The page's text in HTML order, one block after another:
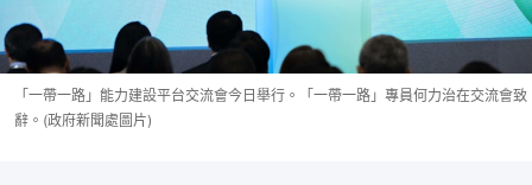
「一帶一路」能力建設平台交流會今日舉行。「一帶一路」專員何力治在交流會致
辭。(政府新聞處圖片)